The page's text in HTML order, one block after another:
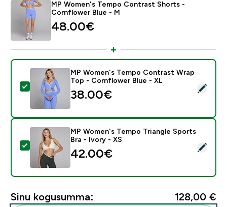
MP Women's Tempo Contrast Shorts -
Cornflower Blue - M
48.00€‎
Vali see toode - MP Women's Tempo Contrast Wrap
MP Women's Tempo Contrast Wrap
Top - Cornflower Blue - XL
38.00€‎
Vali see toode - MP Women's Tempo Triangle Sports
MP Women's Tempo Triangle Sports
Bra - Ivory - XS
42.00€‎
Sinu kogusumma: 128,00 €‎